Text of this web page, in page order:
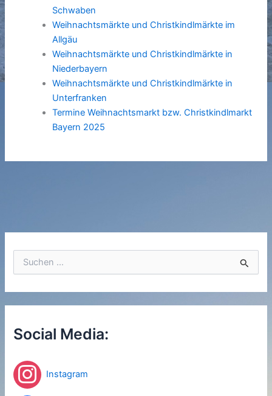
h
e
n
a
h
:
Social Media:
Instagram
Schwaben
Weihnachtsmärkte und Christkindlmärkte im
Allgäu
Weihnachtsmärkte und Christkindlmärkte in
Niederbayern
Weihnachtsmärkte und Christkindlmärkte in
Unterfranken
Termine Weihnachtsmarkt bzw. Christkindlmarkt
Bayern 2025